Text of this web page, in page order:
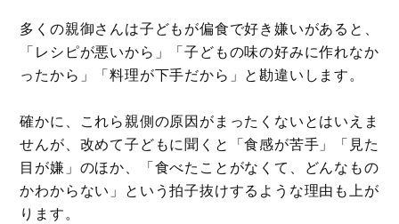
多くの親御さんは子どもが偏食で好き嫌いがあると、
「レシピが悪いから」「子どもの味の好みに作れなか
ったから」「料理が下手だから」と勘違いします。
確かに、これら親側の原因がまったくないとはいえま
せんが、改めて子どもに聞くと「食感が苦手」「見た
目が嫌」のほか、「食べたことがなくて、どんなもの
かわからない」という拍子抜けするような理由も上が
ります。